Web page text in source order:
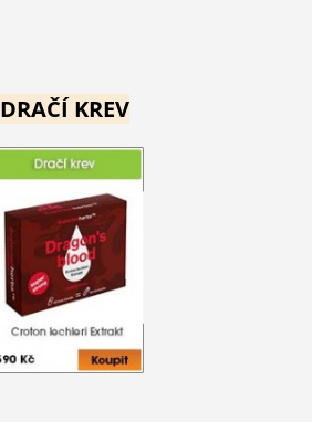
DRAČÍ KREV